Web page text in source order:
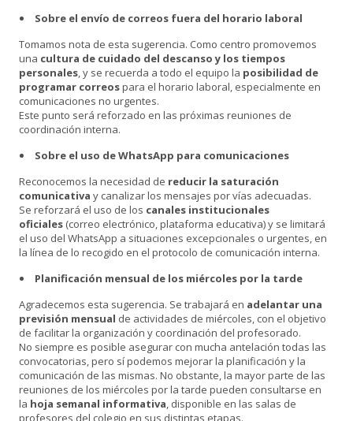
Sobre el envío de correos fuera del horario laboral
Tomamos nota de esta sugerencia. Como centro promovemos
una cultura de cuidado del descanso y los tiempos
personales, y se recuerda a todo el equipo la posibilidad de
programar correospara el horario laboral, especialmente en
comunicaciones no urgentes.
Este punto será reforzado en las próximas reuniones de
coordinación interna.
Sobre el uso de WhatsApp para comunicaciones
Reconocemos la necesidad de reducir la saturación
comunicativa y canalizar los mensajes por vías adecuadas.
Se reforzará el uso de los canales institucionales
oficiales (correo electrónico, plataforma educativa) y se limitará
el uso del WhatsApp a situaciones excepcionales o urgentes, en
la línea de lo recogido en el protocolo de comunicación interna.
Planificación mensual de los miércoles por la tarde
Agradecemos esta sugerencia. Se trabajará en adelantar una
previsión mensual de actividades de miércoles, con el objetivo
de facilitar la organización y coordinación del profesorado.
No siempre es posible asegurar con mucha antelación todas las
convocatorias, pero sí podemos mejorar la planificación y la
comunicación de las mismas. No obstante, la mayor parte de las
reuniones de los miércoles por la tarde pueden consultarse en
la hoja semanal informativa, disponible en las salas de
profesores del colegio en sus distintas etapas.